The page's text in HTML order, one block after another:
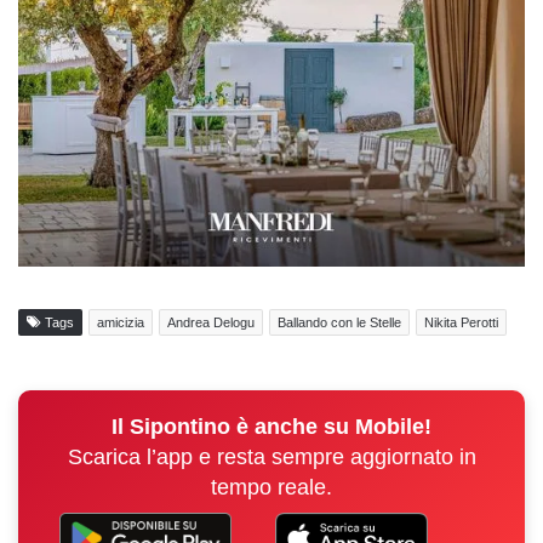
Tags amicizia Andrea Delogu Ballando con le Stelle Nikita Perotti
Il Sipontino è anche su Mobile!
Scarica l’app e resta sempre aggiornato in
tempo reale.